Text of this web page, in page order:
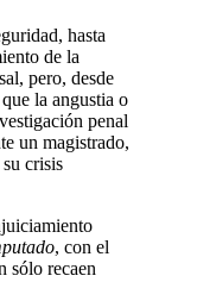
hasta
de la
pero, desde
la angustia o
penal
un magistrado,
crisis
, con el
sólo recaen